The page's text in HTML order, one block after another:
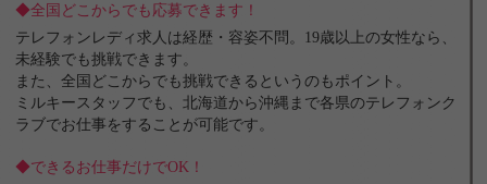
◆全国どこからでも応募できます！
テレフォンレディ求人は経歴・容姿不問。19歳以上の女性なら、
未経験でも挑戦できます。
また、全国どこからでも挑戦できるというのもポイント。
ミルキースタッフでも、北海道から沖縄まで各県のテレフォンク
ラブでお仕事をすることが可能です。
◆できるお仕事だけでOK！